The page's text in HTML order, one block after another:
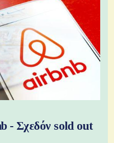
- Σχεδόν sold out